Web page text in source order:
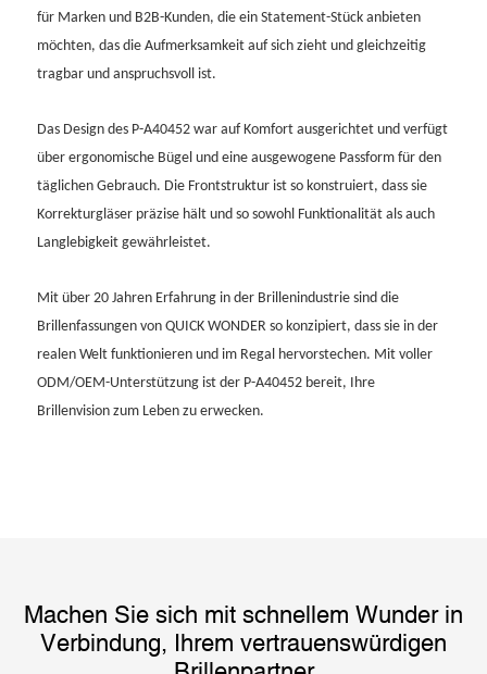
für Marken und B2B-Kunden, die ein Statement-Stück anbieten
möchten, das die Aufmerksamkeit auf sich zieht und gleichzeitig
tragbar und anspruchsvoll ist.
Das Design des P-A40452 war auf Komfort ausgerichtet und verfügt
über ergonomische Bügel und eine ausgewogene Passform für den
täglichen Gebrauch. Die Frontstruktur ist so konstruiert, dass sie
Korrekturgläser präzise hält und so sowohl Funktionalität als auch
Langlebigkeit gewährleistet.
Mit über 20 Jahren Erfahrung in der Brillenindustrie sind die
Brillenfassungen von QUICK WONDER so konzipiert, dass sie in der
realen Welt funktionieren und im Regal hervorstechen. Mit voller
ODM/OEM-Unterstützung ist der P-A40452 bereit, Ihre
Brillenvision zum Leben zu erwecken.
Machen Sie sich mit schnellem Wunder in
Verbindung, Ihrem vertrauenswürdigen